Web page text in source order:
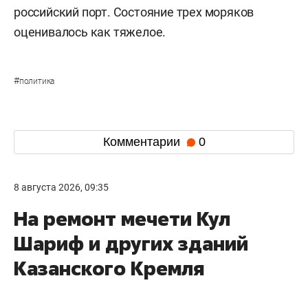
российский порт. Состояние трех моряков
оценивалось как тяжелое.
#политика
Комментарии 0
8 августа 2026, 09:35
На ремонт мечети Кул
Шариф и других зданий
Казанского Кремля